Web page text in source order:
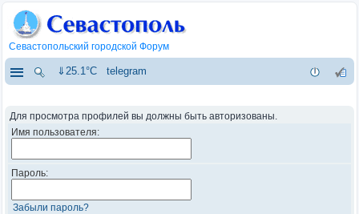
Севастопольский городской Форум
⇓25.1°C telegram
Для просмотра профилей вы должны быть авторизованы.
Имя пользователя:
Пароль:
Забыли пароль?